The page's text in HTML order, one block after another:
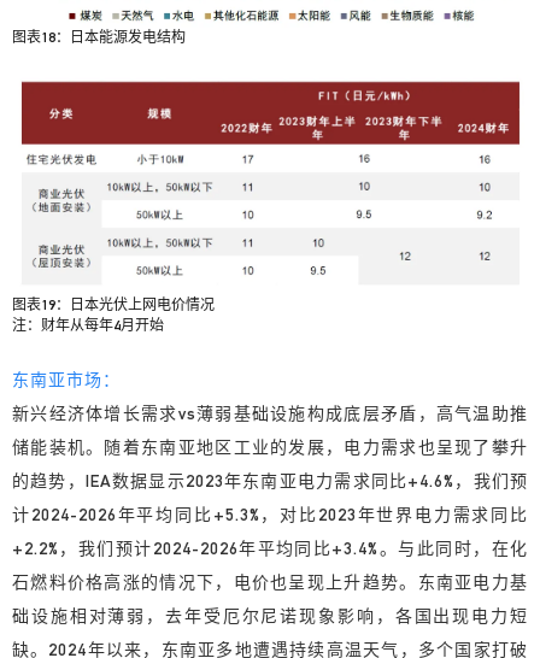
图表18：日本能源发电结构
图表19：日本光伏上网电价情况
注：财年从每年4月开始
东南亚市场：
新兴经济体增长需求vs薄弱基础设施构成底层矛盾，高气温助推
储能装机。随着东南亚地区工业的发展，电力需求也呈现了攀升
的趋势，IEA数据显示2023年东南亚电力需求同比+4.6%，我们预
计2024-2026年平均同比+5.3%，对比2023年世界电力需求同比
+2.2%，我们预计2024-2026年平均同比+3.4%。与此同时，在化
石燃料价格高涨的情况下，电价也呈现上升趋势。东南亚电力基
础设施相对薄弱，去年受厄尔尼诺现象影响，各国出现电力短
缺。2024年以来，东南亚多地遭遇持续高温天气，多个国家打破